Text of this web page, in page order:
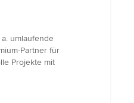
umlaufende
Partner für
Projekte mit